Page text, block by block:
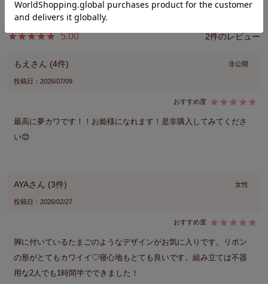
5.00 2
もえ 4 非公開
投稿日 2026/07/09
最高に夢カワです！！お姫様になれます！是非購入してみてくださ
い😊
AYA 3 女性
投稿日 2026/02/27
脚に付いているたまごのようなデザインがお気に入りです。リボン
の形がとてもカワイイ♡寝心地もとても良いです。組み立ては不器
用な2人でも1時間半でできました！